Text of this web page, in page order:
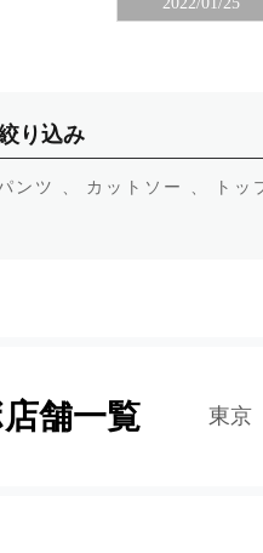
り込み
ンツ 、 カットソー 、 トッ
舗一覧 東京